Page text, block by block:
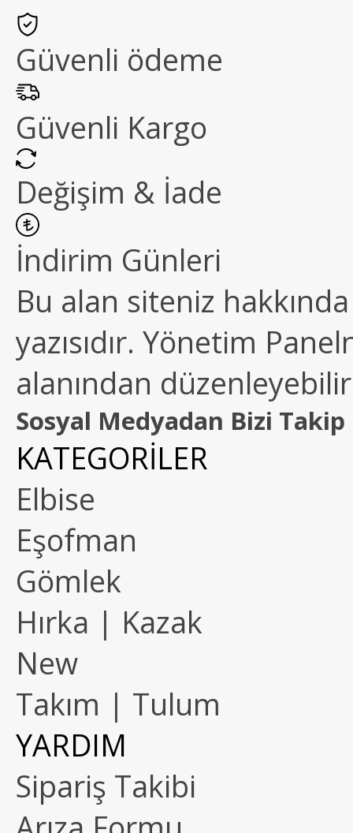
Güvenli ödeme
Güvenli Kargo
Değişim & İade
İndirim Günleri
Bu alan siteniz
yazısıdır. Yönetim
alanından
Sosyal Medyadan Bizi Takip
KATEGORİLER
Elbise
Eşofman
Gömlek
Hırka | Kazak
New
Takım | Tulum
YARDIM
Sipariş Takibi